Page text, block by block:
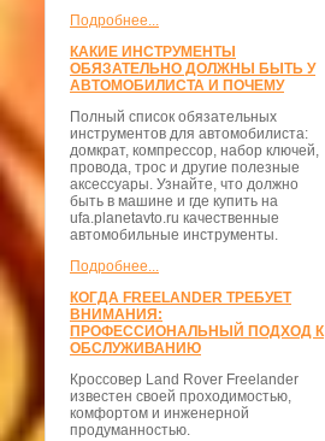
Подробнее...
КАКИЕ ИНСТРУМЕНТЫ
ОБЯЗАТЕЛЬНО ДОЛЖНЫ БЫТЬ У
АВТОМОБИЛИСТА И ПОЧЕМУ
Полный список обязательных
инструментов для автомобилиста:
домкрат, компрессор, набор ключей,
провода, трос и другие полезные
аксессуары. Узнайте, что должно
быть в машине и где купить на
ufa.planetavto.ru качественные
автомобильные инструменты.
Подробнее...
КОГДА FREELANDER ТРЕБУЕТ
ВНИМАНИЯ:
ПРОФЕССИОНАЛЬНЫЙ ПОДХОД К
ОБСЛУЖИВАНИЮ
Кроссовер Land Rover Freelander
известен своей проходимостью,
комфортом и инженерной
продуманностью.